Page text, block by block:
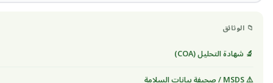
📁 الوثائق
🔬 شهادة التحليل (COA)